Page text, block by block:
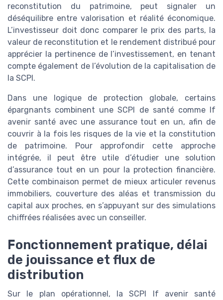
reconstitution du patrimoine, peut signaler un
déséquilibre entre valorisation et réalité économique.
L’investisseur doit donc comparer le prix des parts, la
valeur de reconstitution et le rendement distribué pour
apprécier la pertinence de l’investissement, en tenant
compte également de l’évolution de la capitalisation de
la SCPI.
Dans une logique de protection globale, certains
épargnants combinent une SCPI de santé comme lf
avenir santé avec une assurance tout en un, afin de
couvrir à la fois les risques de la vie et la constitution
de patrimoine. Pour approfondir cette approche
intégrée, il peut être utile d’étudier une solution
d’assurance tout en un pour la protection financière.
Cette combinaison permet de mieux articuler revenus
immobiliers, couverture des aléas et transmission du
capital aux proches, en s’appuyant sur des simulations
chiffrées réalisées avec un conseiller.
Fonctionnement pratique, délai
de jouissance et flux de
distribution
Sur le plan opérationnel, la SCPI lf avenir santé